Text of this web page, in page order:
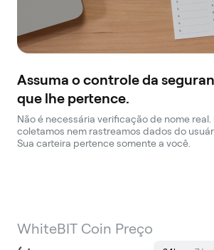
Assuma o controle da
que lhe pertence.
Não é necessária verificação de nome real.
coletamos nem rastreamos dados do
Sua carteira pertence somente a você.
WhiteBIT Coin Preço